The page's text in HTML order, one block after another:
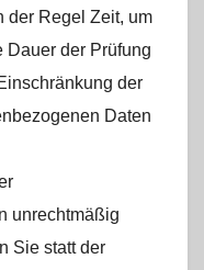
der Regel Zeit, um
Dauer der Prüfung
der
Daten
unrechtmäßig
Sie statt der